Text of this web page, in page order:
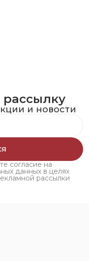
и новости
согласие на
данных в целях
рассылки